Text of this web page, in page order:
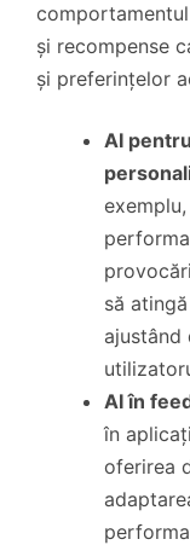
și recompense
și preferințelor
AI
să
ajustând
AI în
în
oferirea